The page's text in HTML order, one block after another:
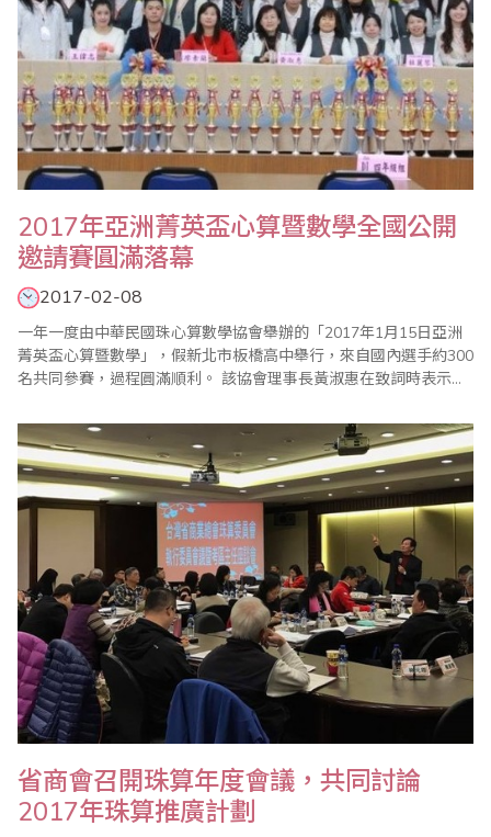
2017年亞洲菁英盃心算暨數學全國公開
邀請賽圓滿落幕
2017-02-08
一年一度由中華民國珠心算數學協會舉辦的「2017年1月15日亞洲
菁英盃心算暨數學」，假新北市板橋高中舉行，來自國內選手約300
名共同參賽，過程圓滿順利。 該協會理事長黃淑惠在致詞時表示，
珠心算對學齡中小孩腦力的開發、運算能力、反應能力等皆有非常
顯著之幫助，也因為研究及實務上的肯定，珠心算已在世界各地吹
起學習風潮，並在2013年由聯合國..
省商會召開珠算年度會議，共同討論
2017年珠算推廣計劃